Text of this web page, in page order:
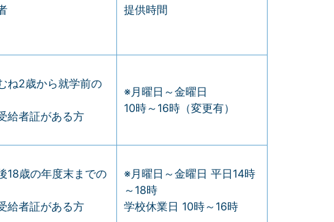
提供時間
ね2歳から就学前の
給者証がある方
※月曜日～金曜日
10時～16時（変更有）
18歳の年度末までの
給者証がある方
※月曜日～金曜日 平日14時
～18時
学校休業日 10時～16時